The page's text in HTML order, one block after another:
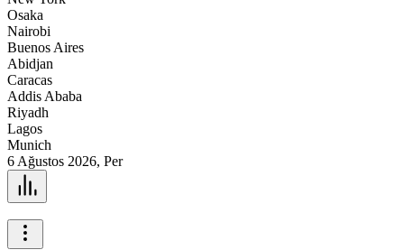
Osaka
Nairobi
Buenos Aires
Abidjan
Caracas
Addis Ababa
Riyadh
Lagos
Munich
6 Ağustos 2026, Per